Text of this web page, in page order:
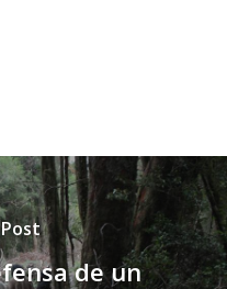
de un